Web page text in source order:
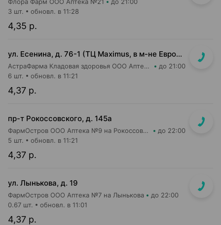
4,35 р.
3 шт. обновл. в 11:28
ул. Есенина, д. 76-1 (ТЦ Maximus, в м-не Евроопт Super)
АстраФарма Кладовая здоровья ООО Аптека №9 до 21:00
4,37 р.
6 шт. обновл. в 11:21
пр-т Рокоссовского, д. 145а
ФармОстров ООО Аптека №9 на Рокоссовского до 22:00
4,37 р.
5 шт. обновл. в 11:21
ул. Лынькова, д. 19
ФармОстров ООО Аптека №7 на Лынькова до 22:00
4,37 р.
0.67 шт. обновл. в 11:01